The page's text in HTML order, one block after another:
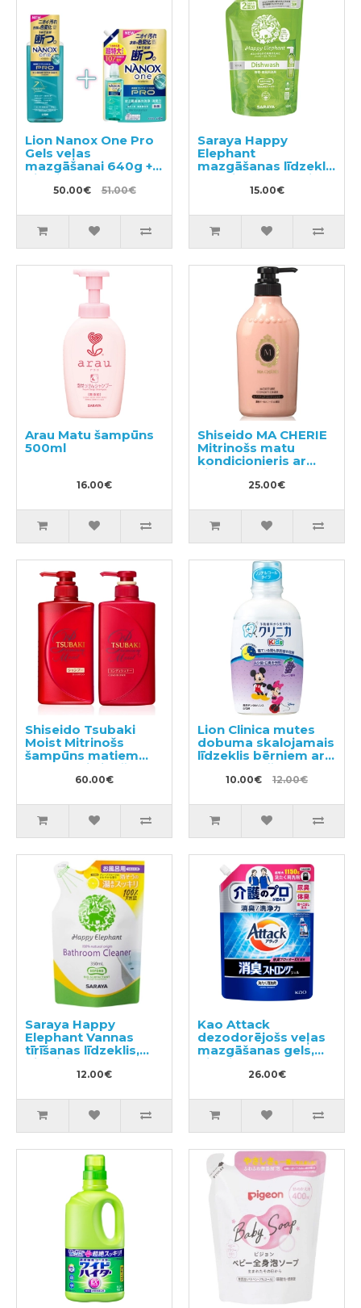
Lion Nanox One Pro
Gels veļas
mazgāšanai 640g +
pildviela 1070g
50.00€ 51.00€
Saraya Happy
Elephant
mazgāšanas līdzeklis
traukiem, dārzeņiem
un augļiem, pildviela
15.00€
Arau Matu šampūns
500ml
16.00€
Shiseido MA CHERIE
Mitrinošs matu
kondicionieris ar
ziedu-augļu aromātu
25.00€
Shiseido Tsubaki
Moist Mitrinošs
šampūns matiem
490ml+mitrinošs
kondicionieris
60.00€
Lion Clinica mutes
dobuma skalojamais
līdzeklis bērniem ar
vīnogu garšu 250ml
10.00€ 12.00€
Saraya Happy
Elephant Vannas
tīrīšanas līdzeklis,
pildviela 350ml
12.00€
Kao Attack
dezodorējošs veļas
mazgāšanas gels,
pildviela 1150g
26.00€